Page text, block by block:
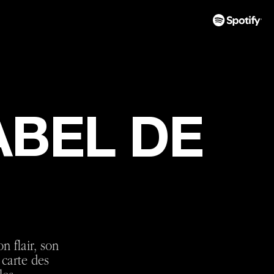
DE
flair, son
des